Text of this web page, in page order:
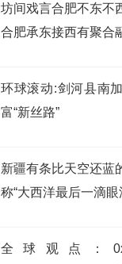
坊间戏言合肥不东不
合肥承东接西有聚合
环球滚动:剑河县南
富“新丝路”
新疆有条比天空还蓝
称“大西洋最后一滴眼
全球观点：